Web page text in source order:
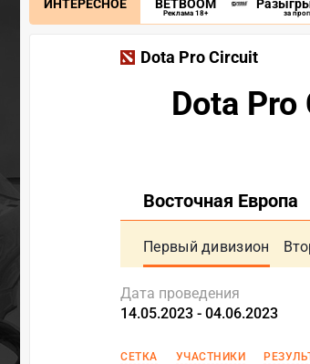
ИНТЕРЕСНОЕ BETBOOM
Реклама 18+ за
Dota Pro Circuit
Dota
Восточная Европа
Первый дивизион
Дата проведения
14.05.2023 - 04.06.2023
СЕТКА УЧАСТНИКИ